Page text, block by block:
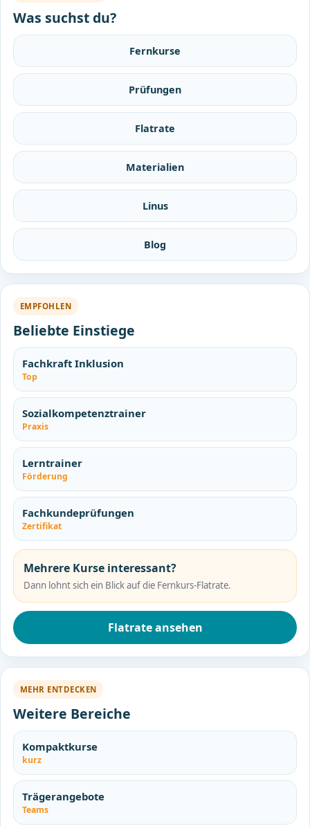
Was suchst du?
Fernkurse
Prüfungen
Flatrate
Materialien
Linus
Blog
EMPFOHLEN
Beliebte Einstiege
Fachkraft Inklusion
Top
Sozialkompetenztrainer
Praxis
Lerntrainer
Förderung
Fachkundeprüfungen
Zertifikat
Mehrere Kurse interessant?
Dann lohnt sich ein Blick auf die Fernkurs-Flatrate.
Flatrate ansehen
MEHR ENTDECKEN
Weitere Bereiche
Kompaktkurse
kurz
Trägerangebote
Teams